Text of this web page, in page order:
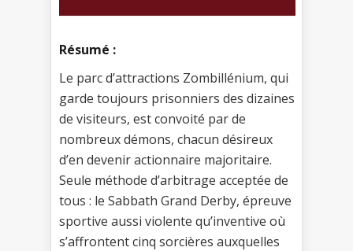
Résumé :
Le parc d’attractions Zombillénium, qui
garde toujours prisonniers des dizaines
de visiteurs, est convoité par de
nombreux démons, chacun désireux
d’en devenir actionnaire majoritaire.
Seule méthode d’arbitrage acceptée de
tous : le Sabbath Grand Derby, épreuve
sportive aussi violente qu’inventive où
s’affrontent cinq sorcières auxquelles